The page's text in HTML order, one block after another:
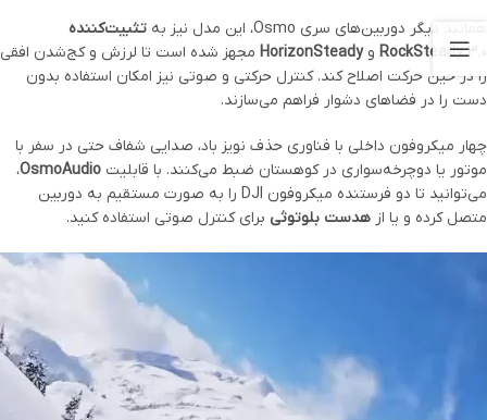
همانند دیگر دوربین‌های سری Osmo، این مدل نیز به
تثبیت‌کننده
RockSteady 3.0 وHorizonSteady مجهز شده است تا لرزش و کج‌شدن افقی
را در حین حرکت اصلاح کند. کنترل حرکتی و صوتی نیز امکان استفاده بدون
دست را در فضاهای دشوار فراهم می‌سازند.
چهار میکروفون داخلی با فناوری حذف نویز باد، صدایی شفاف حتی در سفر با
موتور یا دوچرخه‌سواری در کوهستان ضبط می‌کنند. با قابلیت OsmoAudio،
می‌توانید تا دو فرستنده میکروفون DJI را به صورت مستقیم به دوربین
متصل کرده و یا از هدست بلوتوثی برای کنترل صوتی استفاده کنید.